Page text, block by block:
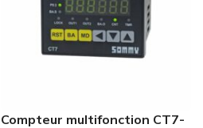
Compteur multifonction CT7-